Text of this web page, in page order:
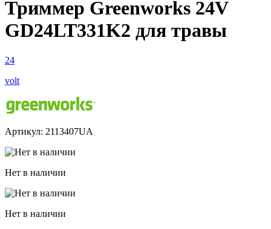
Триммер Greenworks 24V
GD24LT331K2 для травы
24
volt
Артикул: 2113407UA
Нет в наличии
Нет в наличии